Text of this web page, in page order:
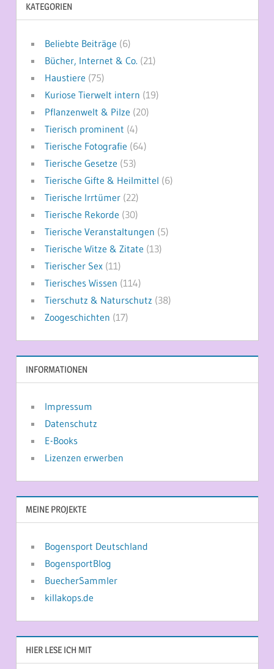
KATEGORIEN
Beliebte Beiträge (6)
Bücher, Internet & Co. (21)
Haustiere (75)
Kuriose Tierwelt intern (19)
Pflanzenwelt & Pilze (20)
Tierisch prominent (4)
Tierische Fotografie (64)
Tierische Gesetze (53)
Tierische Gifte & Heilmittel (6)
Tierische Irrtümer(22)
Tierische Rekorde (30)
Tierische Veranstaltungen (5)
Tierische Witze & Zitate (13)
Tierischer Sex(11)
Tierisches Wissen (114)
Tierschutz & Naturschutz (38)
Zoogeschichten (17)
INFORMATIONEN
Impressum
Datenschutz
E-Books
Lizenzen erwerben
MEINE PROJEKTE
Bogensport Deutschland
BogensportBlog
BuecherSammler
killakops.de
HIER LESE ICH MIT